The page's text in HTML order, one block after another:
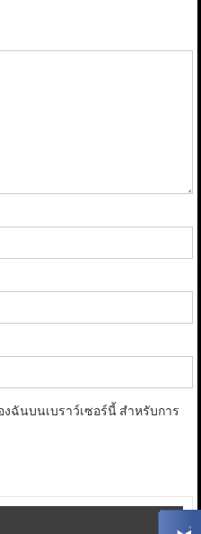
ฉันบนเบราว์เซอร์นี้ สำหรับการ